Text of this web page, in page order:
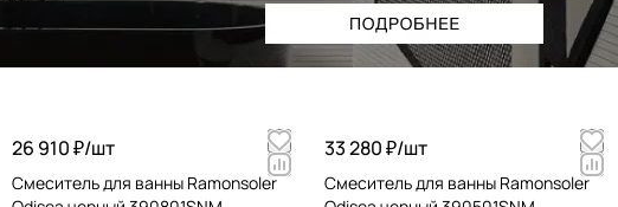
26 910 ₽/шт
Смеситель для ванны Ramonsoler
33 280 ₽/шт
Смеситель для ванны Ramonsoler